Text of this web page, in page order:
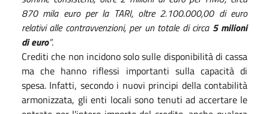
870 mila euro per la TARI, oltre 2.100.000,00 di euro
relativi alle contravvenzioni, per un totale di circa 5 milioni
di euro”.
Crediti che non incidono solo sulle disponibilità di cassa
ma che hanno riflessi importanti sulla capacità di
spesa. Infatti, secondo i nuovi principi della contabilità
armonizzata, gli enti locali sono tenuti ad accertare le